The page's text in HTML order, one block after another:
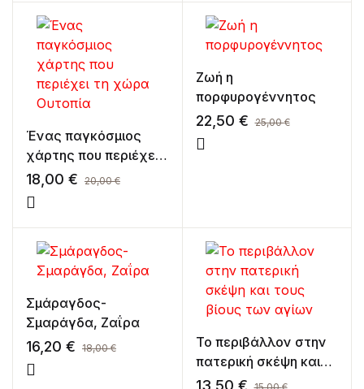
Ένας παγκόσμιος
χάρτης που περιέχει
τη χώρα Ουτοπία
18,00 € 20,00€
Ζωή η
πορφυρογέννητος
22,50 € 25,00€
Σμάραγδος-
Σμαράγδα, Ζαΐρα
16,20 € 18,00€
Το περιβάλλον στην
πατερική σκέψη και
τους βίους των αγίων
13,50 €